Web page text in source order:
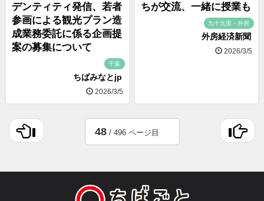
デンティティ発信、若者
参画による観光プラン造
成業務委託に係る企画提
案の募集について
千葉
ちばみなとjp
2026/3/5
ちが交流、一緒に授業も
九十九里・外房
外房経済新聞
2026/3/5
48/ 496 ページ目